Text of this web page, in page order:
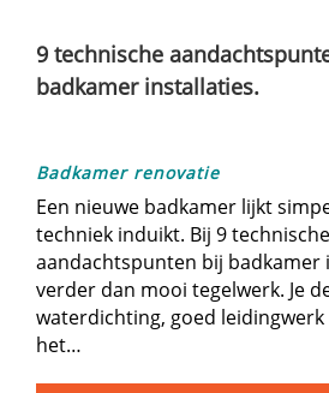
9 technische
badkamer installaties.
Badkamer renovatie
Een nieuwe badkamer lijkt
techniek induikt.​ Bij 9 technische
aandachtspunten bij badkamer
verder dan mooi tegelwerk.​ Je
waterdichting, goed
het…